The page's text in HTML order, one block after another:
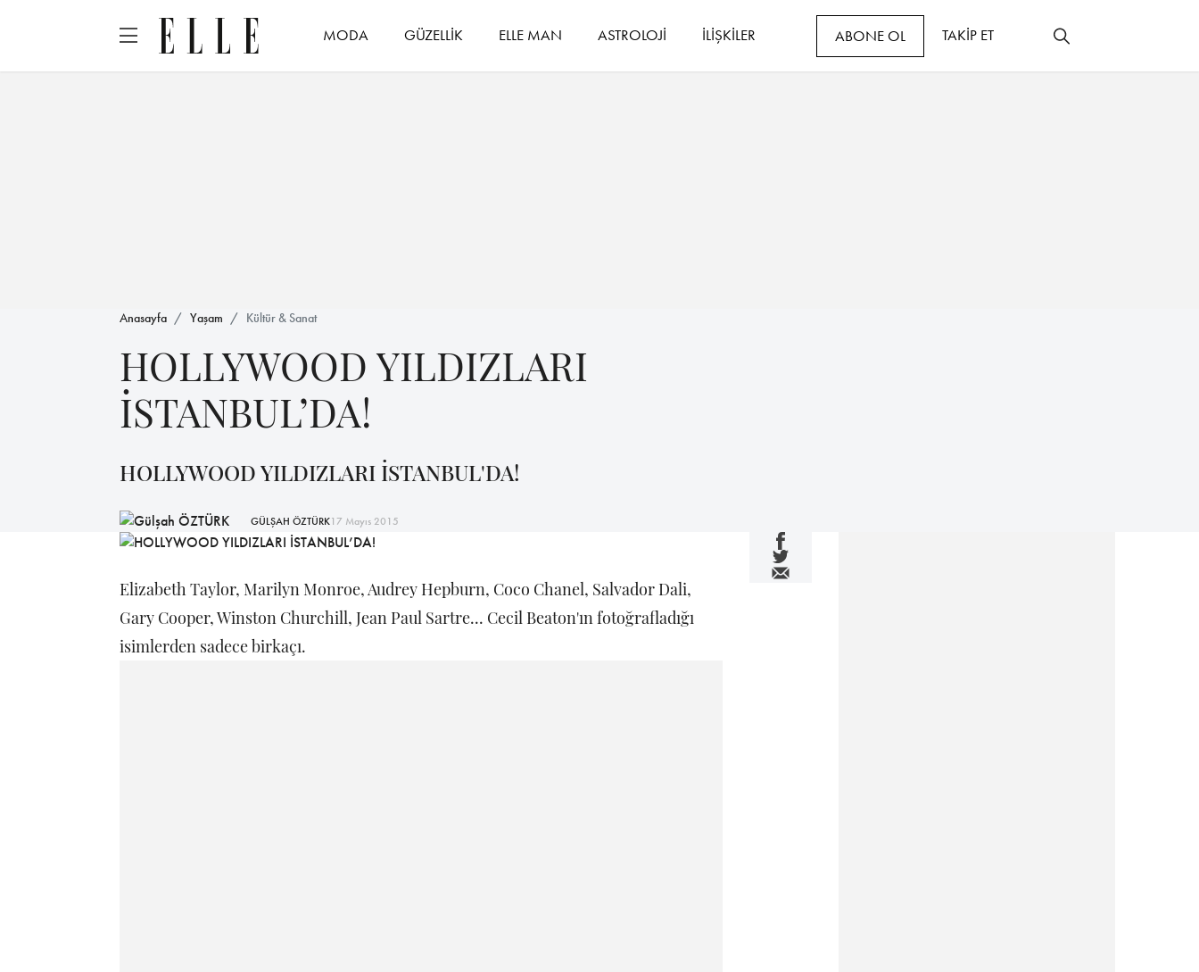
MODA GÜZELLİK ELLE MAN ASTROLOJİ İLİŞKİLER ABONE OL TAKİP ET
Anasayfa Yaşam Kültür & Sanat
HOLLYWOOD YILDIZLARI
İSTANBUL’DA!
HOLLYWOOD YILDIZLARI İSTANBUL'DA!
GÜLŞAH ÖZTÜRK17 Mayıs 2015
Elizabeth Taylor, Marilyn Monroe, Audrey Hepburn, Coco Chanel, Salvador Dali,
Gary Cooper, Winston Churchill, Jean Paul Sartre... Cecil Beaton'ın fotoğrafladığı
isimlerden sadece birkaçı.